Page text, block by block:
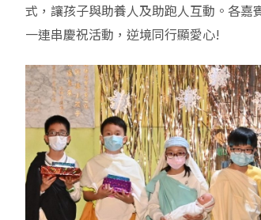
式，讓孩子與助養人及助跑人互動。各嘉
一連串慶祝活動，逆境同行顯愛心!